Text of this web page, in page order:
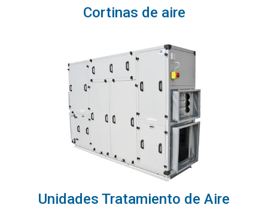
Cortinas de aire
Unidades Tratamiento de Aire